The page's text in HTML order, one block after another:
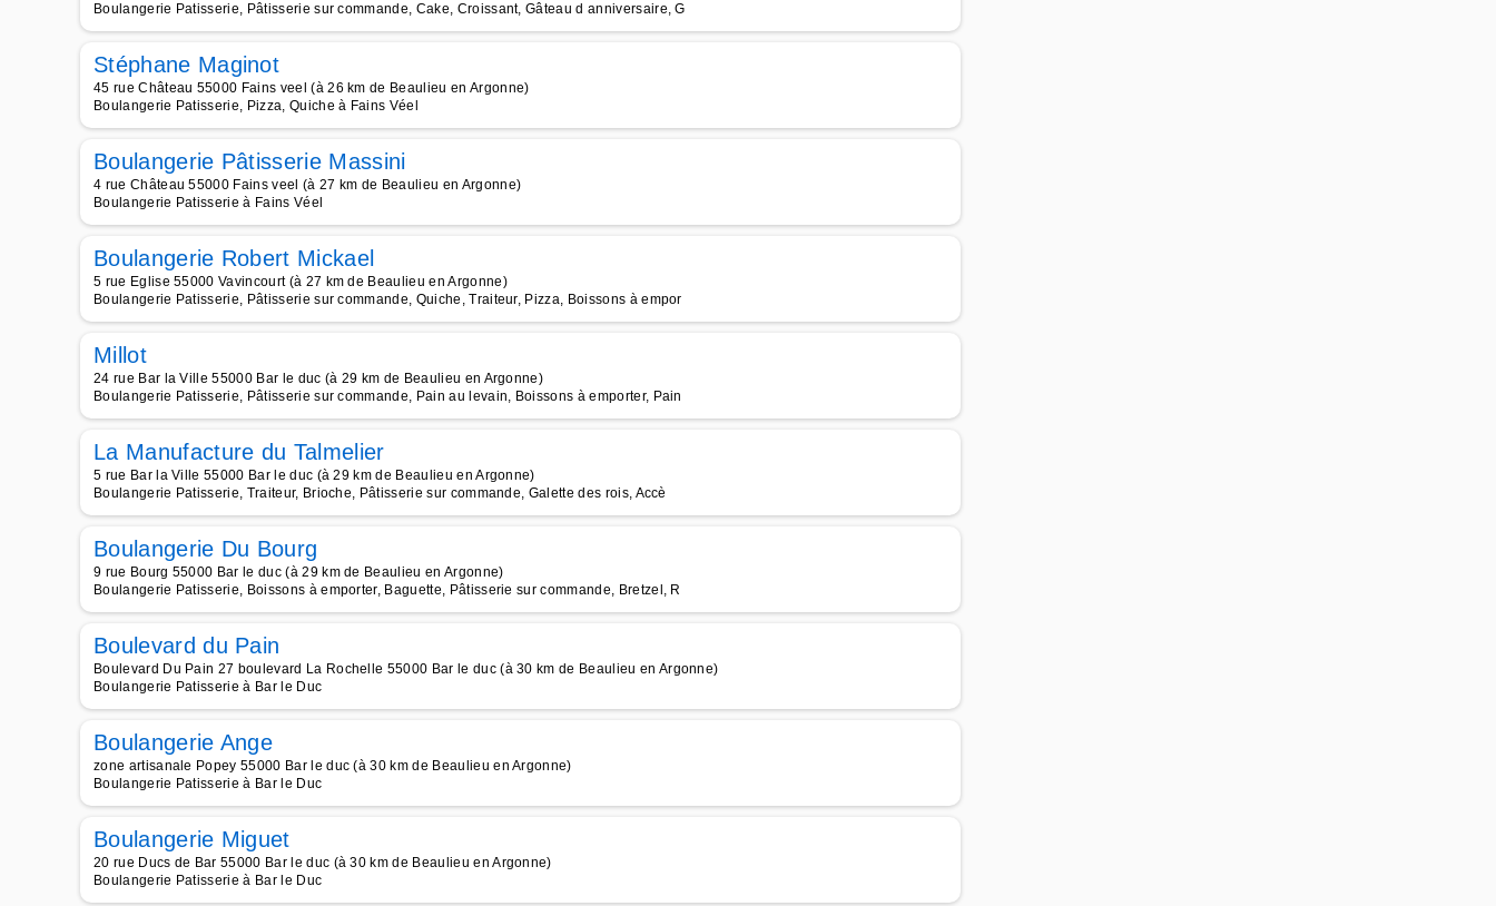
Boulangerie Patisserie, Pâtisserie sur commande, Cake, Croissant, Gâteau d anniversaire, G
Stéphane Maginot
45 rue Château 55000 Fains veel (à 26 km de Beaulieu en Argonne)
Boulangerie Patisserie, Pizza, Quiche à Fains Véel
Boulangerie Pâtisserie Massini
4 rue Château 55000 Fains veel (à 27 km de Beaulieu en Argonne)
Boulangerie Patisserie à Fains Véel
Boulangerie Robert Mickael
5 rue Eglise 55000 Vavincourt (à 27 km de Beaulieu en Argonne)
Boulangerie Patisserie, Pâtisserie sur commande, Quiche, Traiteur, Pizza, Boissons à empor
Millot
24 rue Bar la Ville 55000 Bar le duc (à 29 km de Beaulieu en Argonne)
Boulangerie Patisserie, Pâtisserie sur commande, Pain au levain, Boissons à emporter, Pain
La Manufacture du Talmelier
5 rue Bar la Ville 55000 Bar le duc (à 29 km de Beaulieu en Argonne)
Boulangerie Patisserie, Traiteur, Brioche, Pâtisserie sur commande, Galette des rois, Accè
Boulangerie Du Bourg
9 rue Bourg 55000 Bar le duc (à 29 km de Beaulieu en Argonne)
Boulangerie Patisserie, Boissons à emporter, Baguette, Pâtisserie sur commande, Bretzel, R
Boulevard du Pain
Boulevard Du Pain 27 boulevard La Rochelle 55000 Bar le duc (à 30 km de Beaulieu en Argonne)
Boulangerie Patisserie à Bar le Duc
Boulangerie Ange
zone artisanale Popey 55000 Bar le duc (à 30 km de Beaulieu en Argonne)
Boulangerie Patisserie à Bar le Duc
Boulangerie Miguet
20 rue Ducs de Bar 55000 Bar le duc (à 30 km de Beaulieu en Argonne)
Boulangerie Patisserie à Bar le Duc